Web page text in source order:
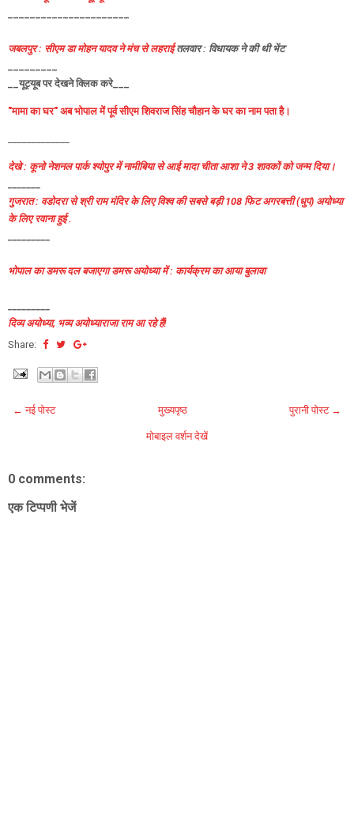
जबलपुर : सीएम डा मोहन यादव ने मंच से लहराईतलवार : विधायक ने की थी भेंट
__यूट्यूब पर देखने क्लिक करे___
"मामा का घर" अब भोपाल में पूर्व सीएम शिवराज सिंह चौहान के घर का नाम पता है।
देखे : कूनो नेशनल पार्क श्योपुर में नामीबिया से आई मादा चीता आशा ने 3 शावकों को जन्म दिया।
गुजरात : वडोदरा से श्री राम मंदिर के लिए विश्व की सबसे बड़ी 108 फिट अगरबत्ती (धुप) अयोध्या
के लिए रवाना हुई .
भोपाल का डमरू दल बजाएगा डमरू अयोध्या में : कार्यक्रम का आया बुलावा
दिव्य अयोध्या, भव्य अयोध्याराजा राम आ रहे हैं!
Share:
← नई पोस्ट पुरानी पोस्ट →
मुख्यपृष्ठ
मोबाइल वर्शन देखें
0 comments:
एक टिप्पणी भेजें